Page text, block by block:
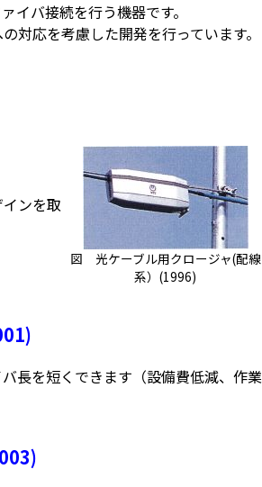
イバ接続を行う機器です。
対応を考慮した開発を行っています。
ンを取
図 光ケーブル用クロージャ(配線
系）(1996)
長を短くできます（設備費低減、作業